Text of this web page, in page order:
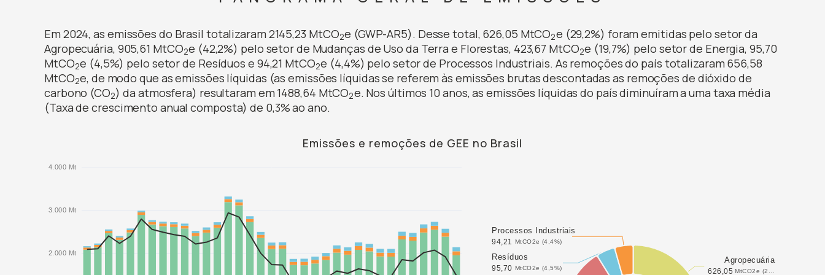
Em 2024, as emissões do Brasil totalizaram 2145,23 MtCO2e (GWP-AR5). Desse total, 626,05 MtCO2e (29,2%) foram emitidas pelo setor da
Agropecuária, 905,61 MtCO2e (42,2%) pelo setor de Mudanças de Uso da Terra e Florestas, 423,67 MtCO2e (19,7%) pelo setor de Energia, 95,70
MtCO2e (4,5%) pelo setor de Resíduos e 94,21 MtCO2e (4,4%) pelo setor de Processos Industriais. As remoções do país totalizaram 656,58
MtCO2e, de modo que as emissões líquidas (as emissões líquidas se referem às emissões brutas descontadas as remoções de dióxido de
carbono (CO2) da atmosfera) resultaram em 1488,64 MtCO2e. Nos últimos 10 anos, as emissões líquidas do país diminuíram a uma taxa média
(Taxa de crescimento anual composta) de 0,3% ao ano.
Emissões e remoções de GEE no Brasil